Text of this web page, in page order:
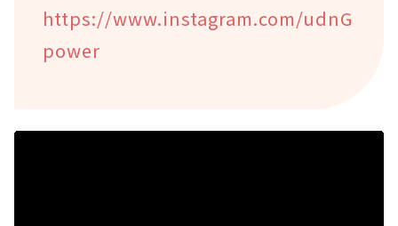
https://www.instagram.com/udnG
power